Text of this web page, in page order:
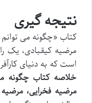
نتیجه گیری
کتاب «چگونه می توانم
مرضیه کیقبادی، یک
است که به دنیای
خلاصه کتاب چگونه
مرضیه فخرایی،